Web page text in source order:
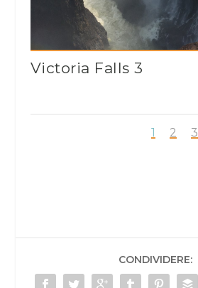
Victoria Falls 3
1 2 3
CONDIVIDERE: